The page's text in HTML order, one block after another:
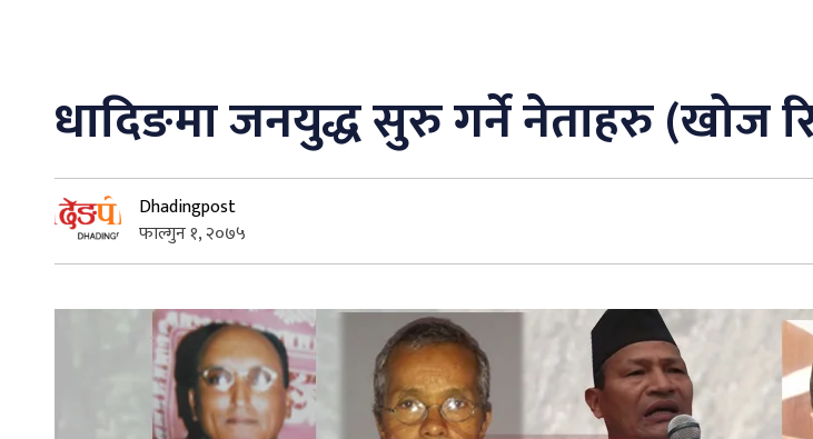
धादिङमा जनयुद्ध सुरु गर्ने नेताहरु (खोज
Dhadingpost
फाल्गुन १, २०७५